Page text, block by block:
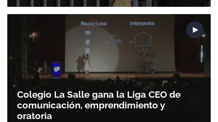
Colegio La Salle gana la Liga CEO de
comunicación, emprendimiento y
oratoria